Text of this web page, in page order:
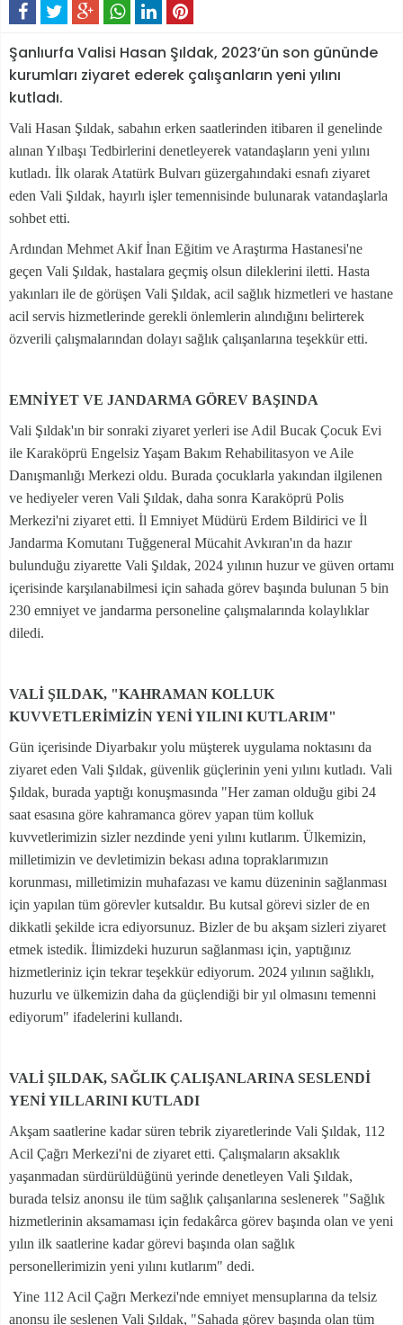
Şanlıurfa Valisi Hasan Şıldak, 2023’ün son gününde
kurumları ziyaret ederek çalışanların yeni yılını
kutladı.
Vali Hasan Şıldak, sabahın erken saatlerinden itibaren il genelinde
alınan Yılbaşı Tedbirlerini denetleyerek vatandaşların yeni yılını
kutladı. İlk olarak Atatürk Bulvarı güzergahındaki esnafı ziyaret
eden Vali Şıldak, hayırlı işler temennisinde bulunarak vatandaşlarla
sohbet etti.
Ardından Mehmet Akif İnan Eğitim ve Araştırma Hastanesi'ne
geçen Vali Şıldak, hastalara geçmiş olsun dileklerini iletti. Hasta
yakınları ile de görüşen Vali Şıldak, acil sağlık hizmetleri ve hastane
acil servis hizmetlerinde gerekli önlemlerin alındığını belirterek
özverili çalışmalarından dolayı sağlık çalışanlarına teşekkür etti.
EMNİYET VE JANDARMA GÖREV BAŞINDA
Vali Şıldak'ın bir sonraki ziyaret yerleri ise Adil Bucak Çocuk Evi
ile Karaköprü Engelsiz Yaşam Bakım Rehabilitasyon ve Aile
Danışmanlığı Merkezi oldu. Burada çocuklarla yakından ilgilenen
ve hediyeler veren Vali Şıldak, daha sonra Karaköprü Polis
Merkezi'ni ziyaret etti. İl Emniyet Müdürü Erdem Bildirici ve İl
Jandarma Komutanı Tuğgeneral Mücahit Avkıran'ın da hazır
bulunduğu ziyarette Vali Şıldak, 2024 yılının huzur ve güven ortamı
içerisinde karşılanabilmesi için sahada görev başında bulunan 5 bin
230 emniyet ve jandarma personeline çalışmalarında kolaylıklar
diledi.
VALİ ŞILDAK, "KAHRAMAN KOLLUK
KUVVETLERİMİZİN YENİ YILINI KUTLARIM"
Gün içerisinde Diyarbakır yolu müşterek uygulama noktasını da
ziyaret eden Vali Şıldak, güvenlik güçlerinin yeni yılını kutladı. Vali
Şıldak, burada yaptığı konuşmasında "Her zaman olduğu gibi 24
saat esasına göre kahramanca görev yapan tüm kolluk
kuvvetlerimizin sizler nezdinde yeni yılını kutlarım. Ülkemizin,
milletimizin ve devletimizin bekası adına topraklarımızın
korunması, milletimizin muhafazası ve kamu düzeninin sağlanması
için yapılan tüm görevler kutsaldır. Bu kutsal görevi sizler de en
dikkatli şekilde icra ediyorsunuz. Bizler de bu akşam sizleri ziyaret
etmek istedik. İlimizdeki huzurun sağlanması için, yaptığınız
hizmetleriniz için tekrar teşekkür ediyorum. 2024 yılının sağlıklı,
huzurlu ve ülkemizin daha da güçlendiği bir yıl olmasını temenni
ediyorum" ifadelerini kullandı.
VALİ ŞILDAK, SAĞLIK ÇALIŞANLARINA SESLENDİ
YENİ YILLARINI KUTLADI
Akşam saatlerine kadar süren tebrik ziyaretlerinde Vali Şıldak, 112
Acil Çağrı Merkezi'ni de ziyaret etti. Çalışmaların aksaklık
yaşanmadan sürdürüldüğünü yerinde denetleyen Vali Şıldak,
burada telsiz anonsu ile tüm sağlık çalışanlarına seslenerek "Sağlık
hizmetlerinin aksamaması için fedakârca görev başında olan ve yeni
yılın ilk saatlerine kadar görevi başında olan sağlık
personellerimizin yeni yılını kutlarım" dedi.
Yine 112 Acil Çağrı Merkezi'nde emniyet mensuplarına da telsiz
anonsu ile seslenen Vali Şıldak, "Sahada görev başında olan tüm